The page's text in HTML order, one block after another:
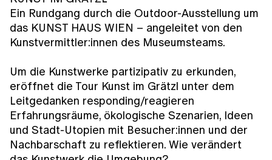
Ein Rundgang durch die Outdoor-Ausstellung um
das KUNST HAUS WIEN – angeleitet von den
Kunstvermittler:innen des Museumsteams.
Um die Kunstwerke partizipativ zu erkunden,
eröffnet die Tour Kunst im Grätzl unter dem
Leitgedanken responding/reagieren
Erfahrungsräume, ökologische Szenarien, Ideen
und Stadt-Utopien mit Besucher:innen und der
Nachbarschaft zu reflektieren. Wie verändert